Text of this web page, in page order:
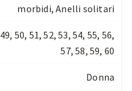
morbidi,Anelli solitari
49, 50, 51, 52, 53, 54, 55, 56,
57, 58, 59, 60
Donna